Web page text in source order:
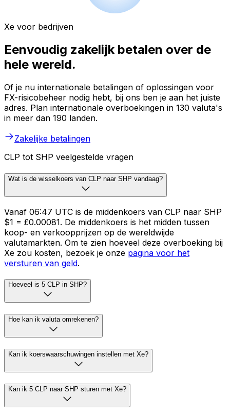
Xe voor bedrijven
Eenvoudig zakelijk betalen over de
hele wereld.
Of je nu internationale betalingen of oplossingen voor
FX-risicobeheer nodig hebt, bij ons ben je aan het juiste
adres. Plan internationale overboekingen in 130 valuta's
in meer dan 190 landen.
Zakelijke betalingen
CLP tot SHP veelgestelde vragen
Wat is de wisselkoers van CLP naar SHP vandaag?
Vanaf 06:47 UTC is de middenkoers van CLP naar SHP
$1 = £0.00081. De middenkoers is het midden tussen
koop- en verkoopprijzen op de wereldwijde
valutamarkten. Om te zien hoeveel deze overboeking bij
Xe zou kosten, bezoek je onze pagina voor het
versturen van geld.
Hoeveel is 5 CLP in SHP?
Hoe kan ik valuta omrekenen?
Kan ik koerswaarschuwingen instellen met Xe?
Kan ik 5 CLP naar SHP sturen met Xe?